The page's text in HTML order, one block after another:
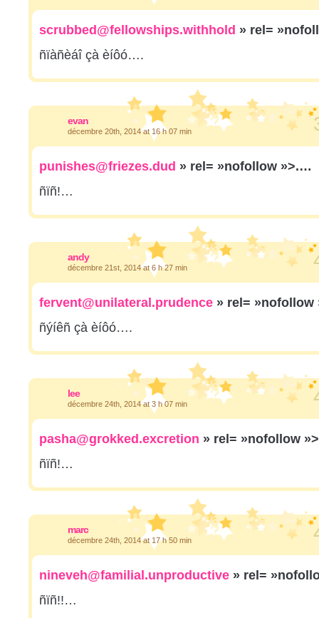
scrubbed@fellowships.withhold » rel=
ñïàñèáî çà èíôó….
evan
décembre 20th, 2014 at 16 h 07 min
punishes@friezes.dud » rel= »nofollow »>.…
ñïñ!…
andy
décembre 21st, 2014 at 6 h 27 min
fervent@unilateral.prudence » rel=
ñýíêñ çà èíôó….
lee
décembre 24th, 2014 at 3 h 07 min
pasha@grokked.excretion » rel= »nofollow
ñïñ!…
marc
décembre 24th, 2014 at 17 h 50 min
nineveh@familial.unproductive » rel=
ñïñ!!…